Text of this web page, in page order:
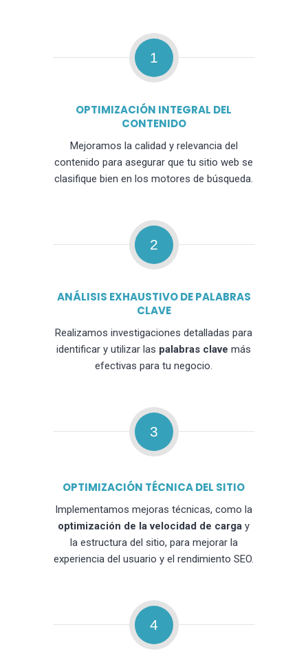
1
OPTIMIZACIÓN INTEGRAL DEL
CONTENIDO
Mejoramos la calidad y relevancia del
contenido para asegurar que tu sitio web se
clasifique bien en los motores de búsqueda.
2
ANÁLISIS EXHAUSTIVO DE PALABRAS
CLAVE
Realizamos investigaciones detalladas para
identificar y utilizar las palabras clave más
efectivas para tu negocio.
3
OPTIMIZACIÓN TÉCNICA DEL SITIO
Implementamos mejoras técnicas, como la
optimización de la velocidad de carga y
la estructura del sitio, para mejorar la
experiencia del usuario y el rendimiento SEO.
4